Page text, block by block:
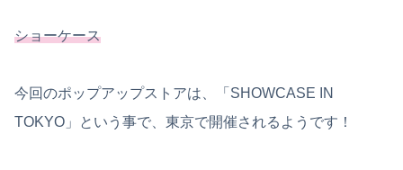
ショーケース
今回のポップアップストアは、「SHOWCASE IN
TOKYO」という事で、東京で開催されるようです！